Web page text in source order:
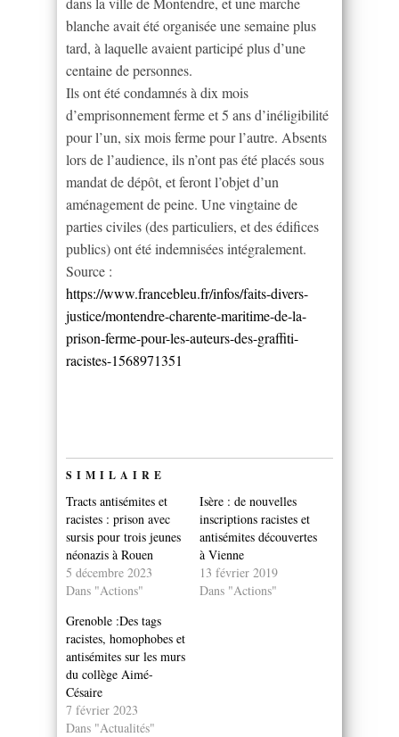
blanche avait été organisée une semaine plus
tard, à laquelle avaient participé plus d’une
centaine de personnes.
Ils ont été condamnés à dix mois
d’emprisonnement ferme et 5 ans d’inéligibilité
pour l’un, six mois ferme pour l’autre. Absents
lors de l’audience, ils n’ont pas été placés sous
mandat de dépôt, et feront l’objet d’un
aménagement de peine. Une vingtaine de
parties civiles (des particuliers, et des édifices
publics) ont été indemnisées intégralement.
Source :
https://www.francebleu.fr/infos/faits-divers-
justice/montendre-charente-maritime-de-la-
prison-ferme-pour-les-auteurs-des-graffiti-
racistes-1568971351
SIMILAIRE
Tracts antisémites et
racistes : prison avec
sursis pour trois jeunes
néonazis à Rouen
5 décembre 2023
Dans "Actions"
Isère : de nouvelles
inscriptions racistes et
antisémites découvertes
à Vienne
13 février 2019
Dans "Actions"
Grenoble :Des tags
racistes, homophobes et
antisémites sur les murs
du collège Aimé-
Césaire
7 février 2023
Dans "Actualités"